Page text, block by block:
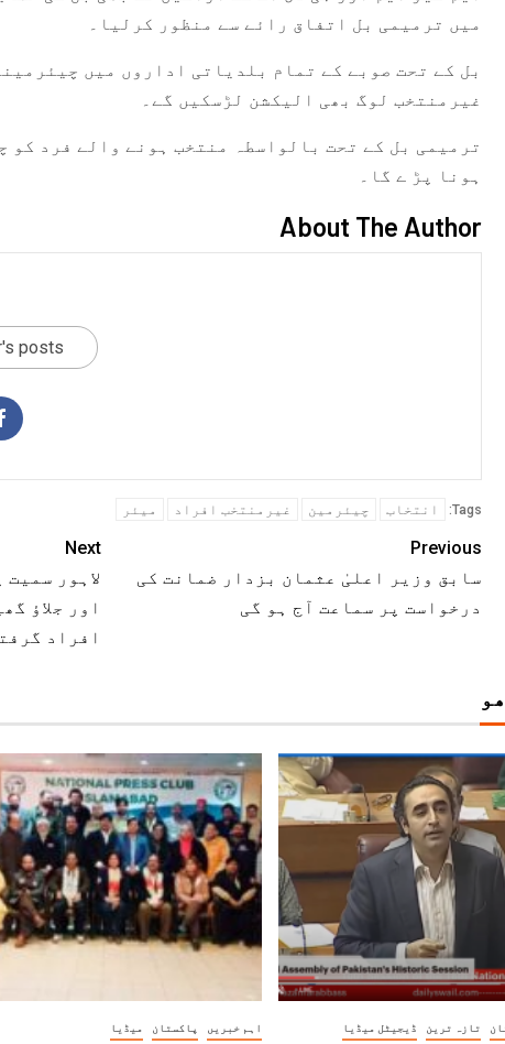
میں ترمیمی بل اتفاق رائے سے منظور کرلیا۔
بل کے تحت صوبے کے تمام بلدیاتی اداروں میں
غیرمنتخب لوگ بھی الیکشن لڑسکیں گے۔
ترمیمی بل کے تحت بالواسطہ منتخب ہونے والے فرد کو
ہونا پڑ ے گا۔
About The Author
posts
Tags: انتخاب چیئرمین غیرمنتخب افراد میئر
Previous
سابق وزیر اعلیٰ عثمان بزدار ضمانت کی
درخواست پر سماعت آج ہو گی
Next
لاہور
افراد
تازہ ترین
ڈیجیٹل میڈیا
اہم خبریں پاکستان میڈیا